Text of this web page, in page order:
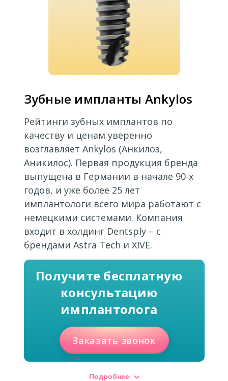
Зубные импланты Ankylos
Рейтинги зубных имплантов по
качеству и ценам уверенно
возглавляет Ankylos (Анкилоз,
Аникилос). Первая продукция бренда
выпущена в Германии в начале 90-х
годов, и уже более 25 лет
имплантологи всего мира работают с
немецкими системами. Компания
входит в холдинг Dentsply – с
брендами Astra Tech и XIVE.
Получите бесплатную
консультацию
имплантолога
Заказать звонок
Подробнее